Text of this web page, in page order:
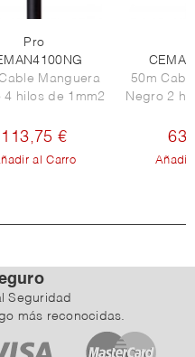
Pro
Manguera
4 hilos de 1mm2
113,75 €
al Carro
50m
Negro 2
Añadir
Seguridad
más reconocidas.